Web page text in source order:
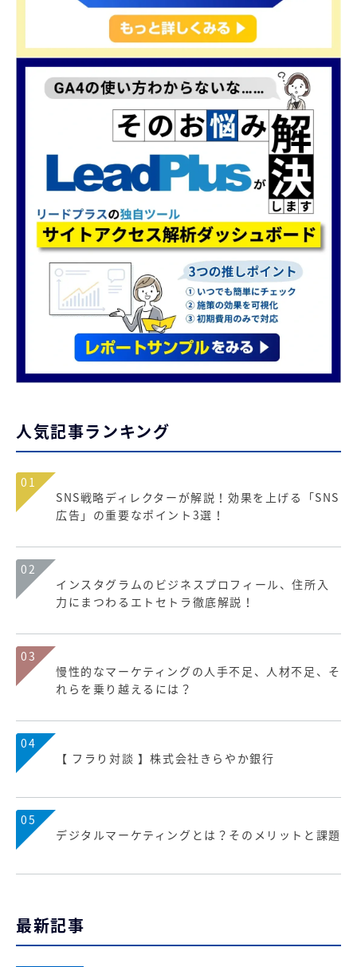
人気記事ランキング
01
SNS戦略ディレクターが解説！効果を上げる「SNS
広告」の重要なポイント3選！
02
インスタグラムのビジネスプロフィール、住所入
力にまつわるエトセトラ徹底解説！
03
慢性的なマーケティングの人手不足、人材不足、そ
れらを乗り越えるには？
04
【 フラり対談 】株式会社きらやか銀行
05
デジタルマーケティングとは？そのメリットと課題
最新記事